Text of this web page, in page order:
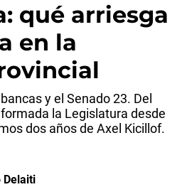
qué arriesga
en la
y el Senado 23. Del
la Legislatura desde
dos años de Axel Kicillof.
Delaiti